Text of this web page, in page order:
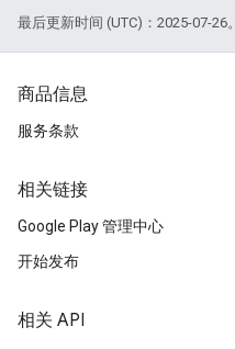
最后更新时间 (UTC)：2025-07-26。
商品信息
服务条款
相关链接
Google Play 管理中心
开始发布
相关 API